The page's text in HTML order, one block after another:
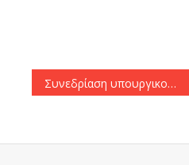
Συνεδρίαση υπουργικού συμβουλίου-Όλα τα θέματα που συζητήθηκαν-Τι αποφασίστηκε